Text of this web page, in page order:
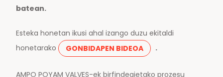
batean.
Esteka honetan ikusi ahal izango duzu ekitaldi
honetarako
GONBIDAPEN BIDEOA .
AMPO POYAM VALVES-ek birfindegietako prozesu